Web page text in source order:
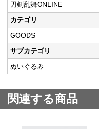
刀剣乱舞ONLINE
カテゴリ
GOODS
サブカテゴリ
ぬいぐるみ
関連する商品